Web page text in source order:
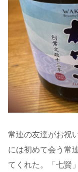
常連の友達がお祝
には初めて会う常
てくれた。「七賢